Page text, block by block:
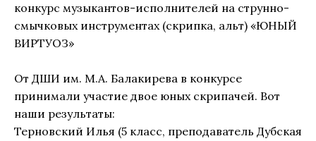
конкурс музыкантов-исполнителей на струнно-
смычковых инструментах (скрипка, альт) «ЮНЫЙ
ВИРТУОЗ»
От ДШИ им. М.А. Балакирева в конкурсе
принимали участие двое юных скрипачей. Вот
наши результаты:
Терновский Илья (5 класс, преподаватель Дубская